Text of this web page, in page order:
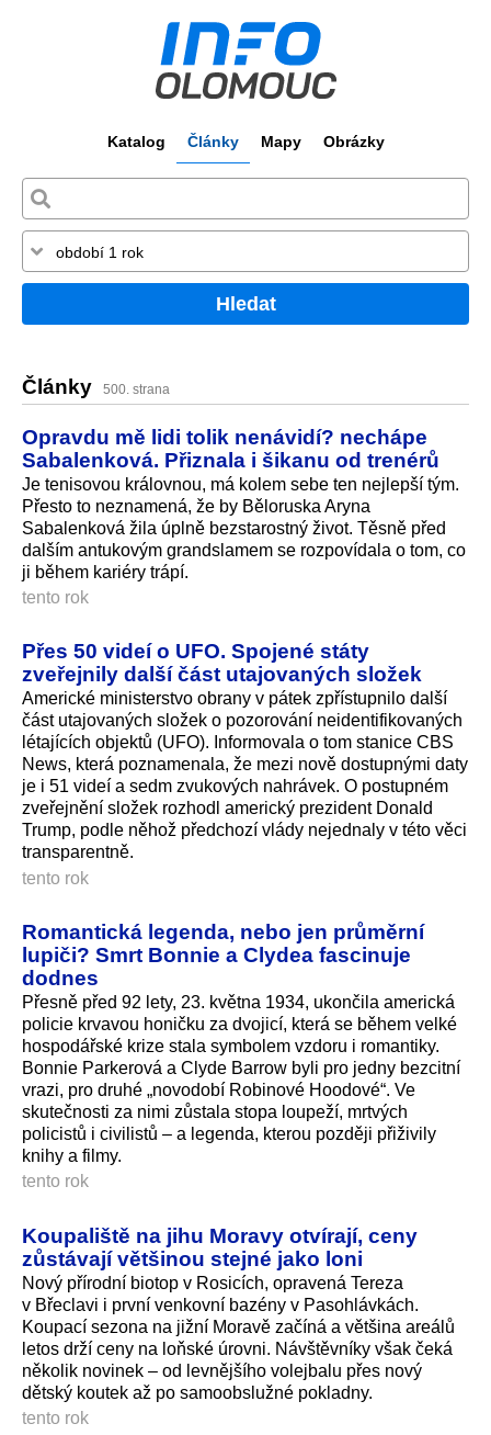
Katalog Články Mapy Obrázky
Hledat
Články 500. strana
Opravdu mě lidi tolik nenávidí? nechápe
Sabalenková. Přiznala i šikanu od trenérů
Je tenisovou královnou, má kolem sebe ten nejlepší tým.
Přesto to neznamená, že by Běloruska Aryna
Sabalenková žila úplně bezstarostný život. Těsně před
dalším antukovým grandslamem se rozpovídala o tom, co
ji během kariéry trápí.
tento rok
Přes 50 videí o UFO. Spojené státy
zveřejnily další část utajovaných složek
Americké ministerstvo obrany v pátek zpřístupnilo další
část utajovaných složek o pozorování neidentifikovaných
létajících objektů (UFO). Informovala o tom stanice CBS
News, která poznamenala, že mezi nově dostupnými daty
je i 51 videí a sedm zvukových nahrávek. O postupném
zveřejnění složek rozhodl americký prezident Donald
Trump, podle něhož předchozí vlády nejednaly v této věci
transparentně.
tento rok
Romantická legenda, nebo jen průměrní
lupiči? Smrt Bonnie a Clydea fascinuje
dodnes
Přesně před 92 lety, 23. května 1934, ukončila americká
policie krvavou honičku za dvojicí, která se během velké
hospodářské krize stala symbolem vzdoru i romantiky.
Bonnie Parkerová a Clyde Barrow byli pro jedny bezcitní
vrazi, pro druhé „novodobí Robinové Hoodové“. Ve
skutečnosti za nimi zůstala stopa loupeží, mrtvých
policistů i civilistů – a legenda, kterou později přiživily
knihy a filmy.
tento rok
Koupaliště na jihu Moravy otvírají, ceny
zůstávají většinou stejné jako loni
Nový přírodní biotop v Rosicích, opravená Tereza
v Břeclavi i první venkovní bazény v Pasohlávkách.
Koupací sezona na jižní Moravě začíná a většina areálů
letos drží ceny na loňské úrovni. Návštěvníky však čeká
několik novinek – od levnějšího volejbalu přes nový
dětský koutek až po samoobslužné pokladny.
tento rok